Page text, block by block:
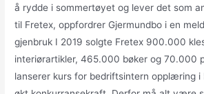
å rydde i sommertøyet og lever det som
til Fretex, oppfordrer Gjermundbo i en
gjenbruk I 2019 solgte Fretex 900.000
interiørartikler, 465.000 bøker og 70.000
lanserer kurs for bedriftsintern opplæring i